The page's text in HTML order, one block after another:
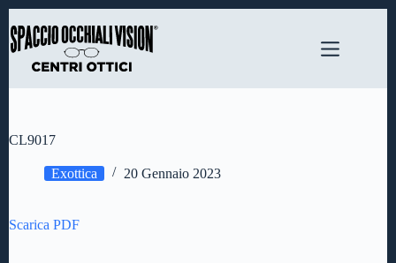
al
contenuto
CL9017
Exottica 20 Gennaio 2023
Scarica PDF